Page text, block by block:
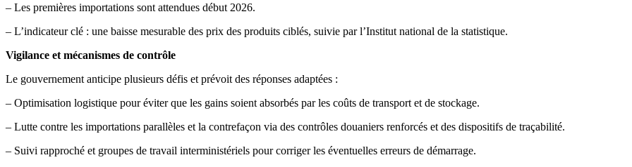
– Les premières importations sont attendues début 2026.
– L’indicateur clé : une baisse mesurable des prix des produits ciblés, suivie par l’Institut national de la statistique.
Vigilance et mécanismes de contrôle
Le gouvernement anticipe plusieurs défis et prévoit des réponses adaptées :
– Optimisation logistique pour éviter que les gains soient absorbés par les coûts de transport et de stockage.
– Lutte contre les importations parallèles et la contrefaçon via des contrôles douaniers renforcés et des dispositifs de traçabilité.
– Suivi rapproché et groupes de travail interministériels pour corriger les éventuelles erreurs de démarrage.